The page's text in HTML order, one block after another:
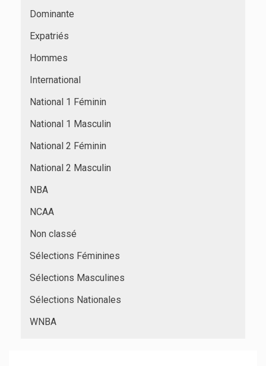
Dominante
Expatriés
Hommes
International
National 1 Féminin
National 1 Masculin
National 2 Féminin
National 2 Masculin
NBA
NCAA
Non classé
Sélections Féminines
Sélections Masculines
Sélections Nationales
WNBA